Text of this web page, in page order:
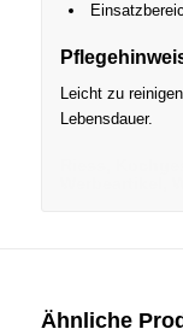
Leicht zu
Lebensdauer.
Ähnliche